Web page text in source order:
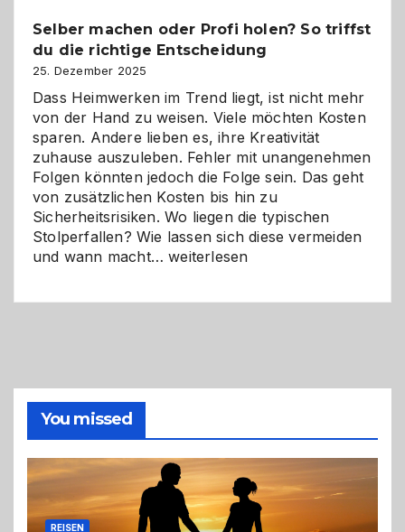
Herausforderungen
und
Zukunft
Selber machen oder Profi holen? So triffst
du die richtige Entscheidung
25. Dezember 2025
Dass Heimwerken im Trend liegt, ist nicht mehr
von der Hand zu weisen. Viele möchten Kosten
sparen. Andere lieben es, ihre Kreativität
zuhause auszuleben. Fehler mit unangenehmen
Folgen könnten jedoch die Folge sein. Das geht
von zusätzlichen Kosten bis hin zu
Sicherheitsrisiken. Wo liegen die typischen
Stolperfallen? Wie lassen sich diese vermeiden
und wann macht…Selber
richtige
Entscheidung
weiterlesen
You missed
REISEN